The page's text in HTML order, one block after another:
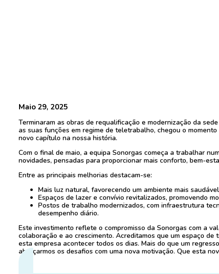
Maio 29, 2025
Terminaram as obras de requalificação e modernização da
as suas funções em regime de teletrabalho, chegou o
novo capítulo na nossa história.
Com o final de maio, a equipa Sonorgas começa a trabalhar
novidades, pensadas para proporcionar mais conforto, bem-
Entre as principais melhorias destacam-se:
Mais luz natural, favorecendo um ambiente mais
Espaços de lazer e convívio revitalizados, promovendo
Postos de trabalho modernizados, com infraestrutura
desempenho diário.
Este investimento reflete o compromisso da Sonorgas com a
colaboração e ao crescimento. Acreditamos que um espaço
esta empresa acontecer todos os dias. Mais do que um
abraçarmos os desafios com uma nova motivação. Que esta